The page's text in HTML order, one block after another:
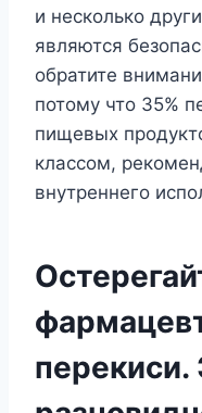
и несколько
являются
обратите
потому что 35%
пищевых
классом,
внутреннего
перекиси.